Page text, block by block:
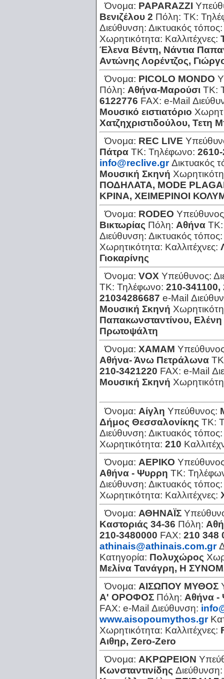
Όνομα: PAPARAZZI
Βενιζέλου 2 Πόλη: ΤΚ:
Διεύθυνση: Δικτυακός
Χωρητικότητα: Καλλιτέχνες:
Έλενα Βέντη, Νάντια
Αντώνης Λορέντζος,
Όνομα: PICOLO MONDO
Πόλη: Αθήνα-Μαρούσι ΤΚ:
6122776 FAX: e-Mail
Μουσικό ειστιατόριο
Χατζηχριστιδούλου, Τετη
Όνομα: REC LIVE
Πάτρα ΤΚ: Τηλέφωνο:
info@reclive.gr Δικτυακός
Μουσική Σκηνή
ΠΟΔΗΛΑΤΑ, MODE
ΚΡΙΝΑ, ΧΕΙΜΕΡΙΝΟΙ
Όνομα: RODEO
Βικτωρίας Πόλη: Αθήνα
Διεύθυνση: Δικτυακός
Χωρητικότητα: Καλλιτέχνες:
Γιοκαρίνης
Όνομα: VOX Υπεύθυνος:
ΤΚ: Τηλέφωνο: 210-341100,
21034286687 e-Mail
Μουσική Σκηνή
Παπακωνσταντίνου,
Πρωτοψάλτη
Όνομα: XAMAM
Αθήνα- Άνω Πετράλωνα
210-3421220 FAX: e-Mail
Μουσική Σκηνή
Όνομα: Αίγλη Υπεύθυνος:
Δήμος Θεσσαλονίκης ΤΚ:
Διεύθυνση: Δικτυακός
Χωρητικότητα: 210
Όνομα: ΑΕΡΙΚΟ
Αθήνα - Ψυρρη ΤΚ:
Διεύθυνση: Δικτυακός
Χωρητικότητα: Καλλιτέχνες:
Όνομα: ΑΘΗΝΑΪΣ
Καστοριάς 34-36 Πόλη:
210-3480000 FAX: 210 348
athinais@athinais.com.gr
Κατηγορία: Πολυχώρος
Μελίνα Τανάγρη, Η
Όνομα: ΑΙΣΩΠΟΥ ΜΥΘΟΣ
A' OPOΦOΣ Πόλη: Αθήνα -
FAX: e-Mail Διεύθυνση:
www.aisopoumythos.gr
Χωρητικότητα: Καλλιτέχνες:
Αιθηρ, Zero-Zero
Όνομα: ΑΚΡΩΡΕΙΟΝ
Κωνσταντινίδης